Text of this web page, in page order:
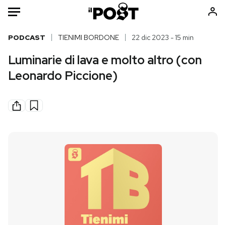
Auto
HOME
Mondo
Politica
Ok Boomer!
Media
Europa
Altrecose
Mondiali calcio 2026
PODCAST TIENIMI BORDONE 22 dic 2023 - 15 min
Luminarie di lava e molto altro (con
Leonardo Piccione)